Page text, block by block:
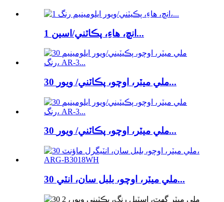
1 انچ، هاءِ، پڪاٽني/اسين...
30 ملي ميٽر، اوچو، پڪاٽني/ ويور...
30 ملي ميٽر، اوچو، پڪاٽني/ ويور...
30 ملي ميٽر، اوچو، بلبل سان، انٽي...